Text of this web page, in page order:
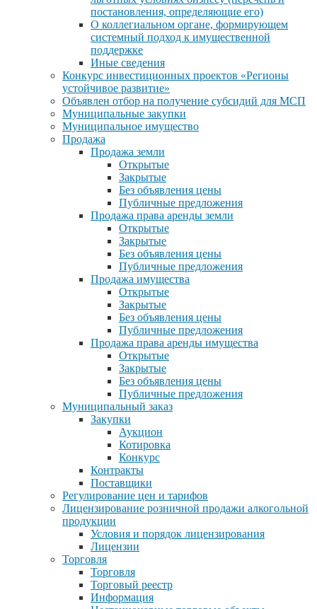
постановления, определяющие его)
О коллегиальном органе, формирующем
системный подход к имущественной
поддержке
Иные сведения
Конкурс инвестиционных проектов «Регионы
устойчивое развитие»
Объявлен отбор на получение субсидий для МСП
Муниципальные закупки
Муниципальное имущество
Продажа
Продажа земли
Открытые
Закрытые
Без объявления цены
Публичные предложения
Продажа права аренды земли
Открытые
Закрытые
Без объявления цены
Публичные предложения
Продажа имущества
Открытые
Закрытые
Без объявления цены
Публичные предложения
Продажа права аренды имущества
Открытые
Закрытые
Без объявления цены
Публичные предложения
Муниципальный заказ
Закупки
Аукцион
Котировка
Конкурс
Контракты
Поставщики
Регулирование цен и тарифов
Лицензирование розничной продажи алкогольной
продукции
Условия и порядок лицензирования
Лицензии
Торговля
Торговля
Торговый реестр
Информация